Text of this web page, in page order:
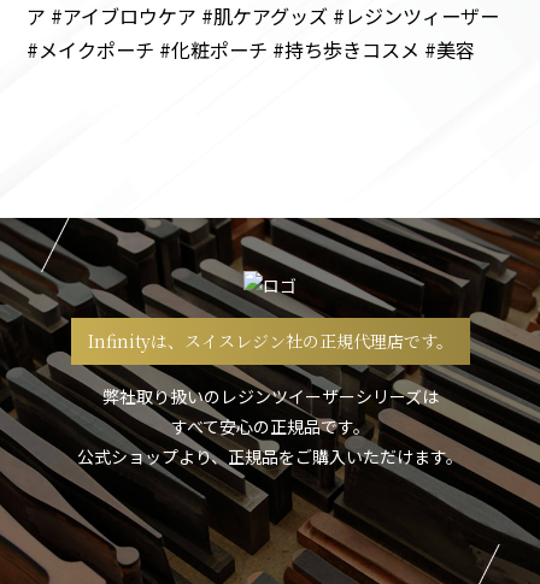
ア #アイブロウケア #肌ケアグッズ #レジンツィーザー
#メイクポーチ #化粧ポーチ #持ち歩きコスメ #美容
Infinityは、スイスレジン社の正規代理店です。
弊社取り扱いのレジンツイーザーシリーズは
すべて安心の正規品です。
公式ショップより、正規品をご購入いただけます。